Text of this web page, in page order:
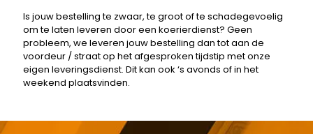
Is jouw bestelling te zwaar, te groot of te schadegevoelig
om te laten leveren door een koerierdienst? Geen
probleem, we leveren jouw bestelling dan tot aan de
voordeur / straat op het afgesproken tijdstip met onze
eigen leveringsdienst. Dit kan ook ‘s avonds of in het
weekend plaatsvinden.